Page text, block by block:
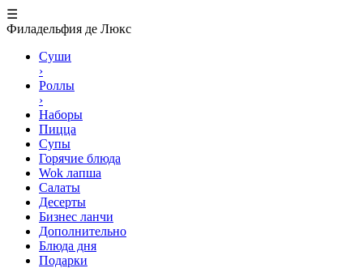
☰
Филадельфия де Люкс
Суши
›
Роллы
›
Наборы
Пицца
Супы
Горячие блюда
Wok лапша
Салаты
Десерты
Бизнес ланчи
Дополнительно
Блюда дня
Подарки